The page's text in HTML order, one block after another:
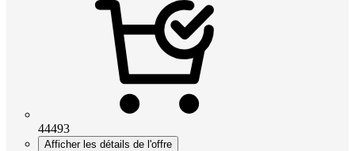
44493
Afficher les détails de l'offre